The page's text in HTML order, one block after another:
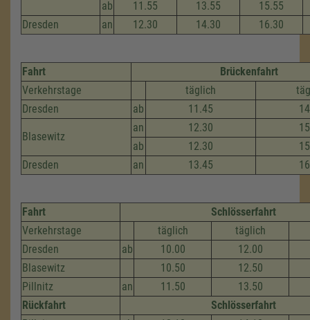
ab 11.55 13.55
15.55
Dresden
an 12.30 14.30 16.30
Fahrt
Brückenfahrt
Verkehrstage
täglich
Dresden
ab 11.45
Blasewitz
an 12.30
ab
12.30
Dresden
an 13.45
Fahrt
Schlösserfahrt
Verkehrstage
täglich
täglich
Dresden
ab 10.00
12.00
Blasewitz
10.50
12.50
Pillnitz
an 11.50
13.50
Rückfahrt
Schlösserfahrt